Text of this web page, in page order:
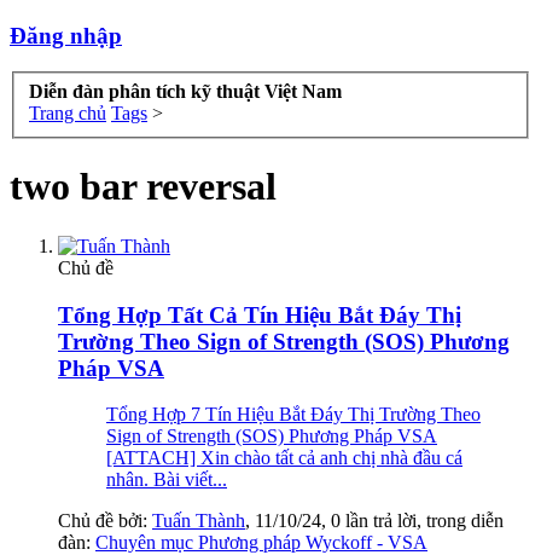
Đăng nhập
Diễn đàn phân tích kỹ thuật Việt Nam
Trang chủ Tags >
two bar reversal
Chủ đề
Tổng Hợp Tất Cả Tín Hiệu Bắt Đáy Thị
Trường Theo Sign of Strength (SOS) Phương
Pháp VSA
Tổng Hợp 7 Tín Hiệu Bắt Đáy Thị Trường Theo
Sign of Strength (SOS) Phương Pháp VSA
[ATTACH] Xin chào tất cả anh chị nhà đầu cá
nhân. Bài viết...
Chủ đề bởi: Tuấn Thành, 11/10/24, 0 lần trả lời, trong diễn
đàn: Chuyên mục Phương pháp Wyckoff - VSA